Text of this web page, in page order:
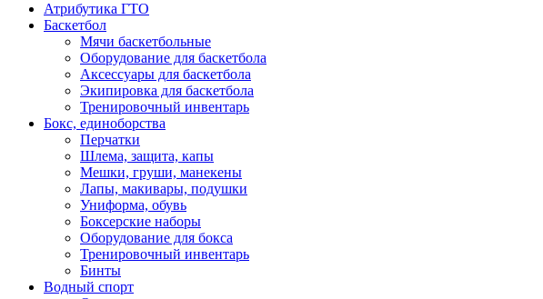
Атрибутика ГТО
Баскетбол
Мячи баскетбольные
Оборудование для баскетбола
Аксессуары для баскетбола
Экипировка для баскетбола
Тренировочный инвентарь
Бокс, единоборства
Перчатки
Шлема, защита, капы
Мешки, груши, манекены
Лапы, макивары, подушки
Униформа, обувь
Боксерские наборы
Оборудование для бокса
Тренировочный инвентарь
Бинты
Водный спорт